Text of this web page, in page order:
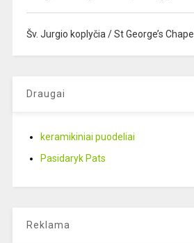
Šv. Jurgio koplyčia / St George’s Chapel
Draugai
keramikiniai puodeliai
Pasidaryk Pats
Reklama